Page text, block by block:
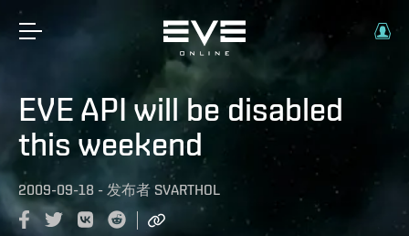
EVE API will be disabled
this weekend
2009-09-18 - 发布者 SVARTHOL